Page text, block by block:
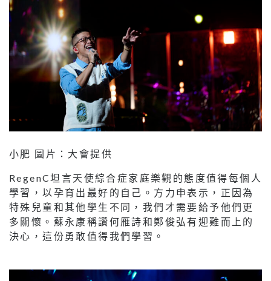
小肥 圖片：大會提供
RegenC坦言天使綜合症家庭樂觀的態度值得每個人
學習，以孕育出最好的自己。方力申表示，正因為
特殊兒童和其他學生不同，我們才需要給予他們更
多關懷。蘇永康稱讚何雁詩和鄭俊弘有迎難而上的
決心，這份勇敢值得我們學習。